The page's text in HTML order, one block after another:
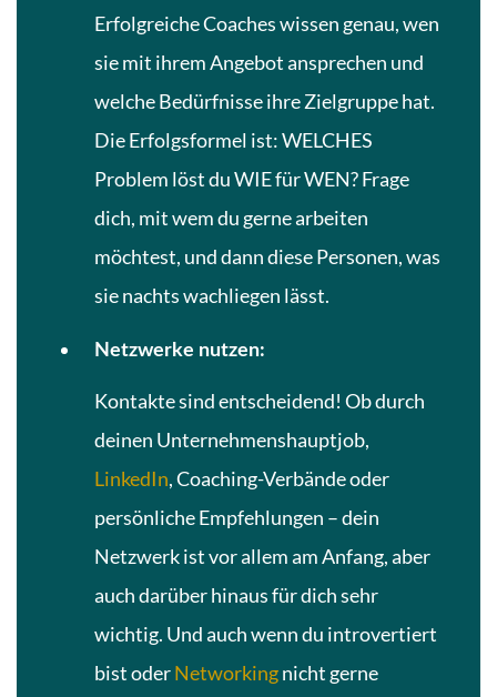
Erfolgreiche Coaches wissen genau, wen
sie mit ihrem Angebot ansprechen und
welche Bedürfnisse ihre Zielgruppe hat.
Die Erfolgsformel ist: WELCHES
Problem löst du WIE für WEN? Frage
dich, mit wem du gerne arbeiten
möchtest, und dann diese Personen, was
sie nachts wachliegen lässt.
Netzwerke nutzen:
Kontakte sind entscheidend! Ob durch
deinen Unternehmenshauptjob,
LinkedIn, Coaching-Verbände oder
persönliche Empfehlungen – dein
Netzwerk ist vor allem am Anfang, aber
auch darüber hinaus für dich sehr
wichtig. Und auch wenn du introvertiert
bist oderNetworkingnicht gerne